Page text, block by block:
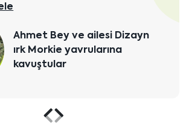
Detaylı İncele
Ankara'dan Zeynep
Morkie dostu Ponçik'e